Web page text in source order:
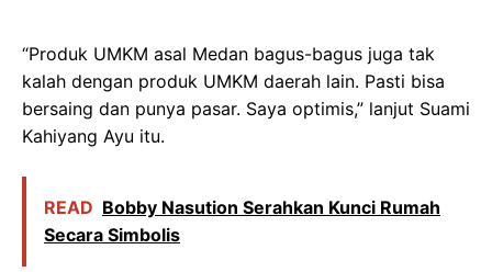
“Produk UMKM asal Medan bagus-bagus juga tak
kalah dengan produk UMKM daerah lain. Pasti bisa
bersaing dan punya pasar. Saya optimis,” lanjut Suami
Kahiyang Ayu itu.
READ Bobby Nasution Serahkan Kunci Rumah
Secara Simbolis